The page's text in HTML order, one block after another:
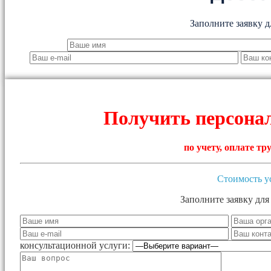
Заполните заявку
Получить
по учету, оплате
Стоимость
Заполните заявку
консультационной услуги: